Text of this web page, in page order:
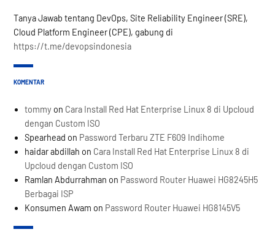
Tanya Jawab tentang DevOps, Site Reliability Engineer (SRE),
Cloud Platform Engineer (CPE), gabung di
https://t.me/devopsindonesia
KOMENTAR
tommy on Cara Install Red Hat Enterprise Linux 8 di Upcloud
dengan Custom ISO
Spearhead on Password Terbaru ZTE F609 Indihome
haidar abdillah on Cara Install Red Hat Enterprise Linux 8 di
Upcloud dengan Custom ISO
Ramlan Abdurrahman on Password Router Huawei HG8245H5
Berbagai ISP
Konsumen Awam on Password Router Huawei HG8145V5